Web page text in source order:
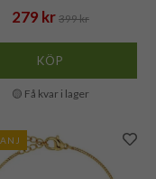
279 kr 399 kr
KÖP
🟡 Få kvar i lager